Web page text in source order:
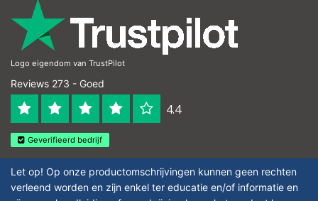
Logo eigendom van TrustPilot
Reviews 273 - Goed
4.4
Geverifieerd bedrijf
Let op! Op onze productomschrijvingen kunnen geen rechten
verleend worden en zijn enkel ter educatie en/of informatie en